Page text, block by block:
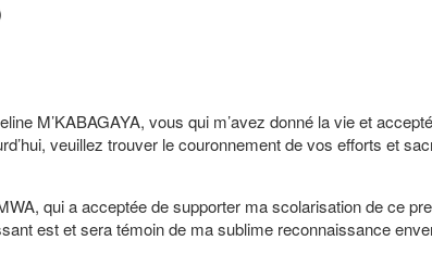
M’KABAGAYA, vous qui m’avez donné la vie et
veuillez trouver le couronnement de vos efforts et
qui a acceptée de supporter ma scolarisation de ce
est et sera témoin de ma sublime reconnaissance